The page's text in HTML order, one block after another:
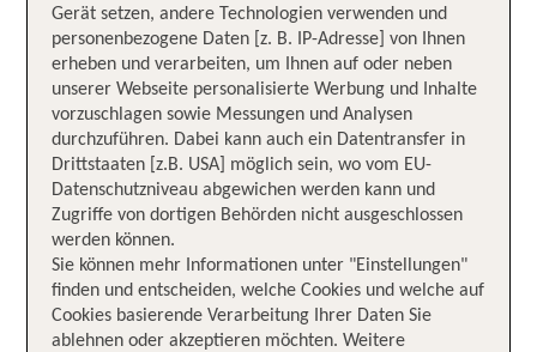
Gerät setzen, andere Technologien verwenden und
personenbezogene Daten [z. B. IP-Adresse] von Ihnen
erheben und verarbeiten, um Ihnen auf oder neben
unserer Webseite personalisierte Werbung und Inhalte
vorzuschlagen sowie Messungen und Analysen
durchzuführen. Dabei kann auch ein Datentransfer in
Drittstaaten [z.B. USA] möglich sein, wo vom EU-
Datenschutzniveau abgewichen werden kann und
Zugriffe von dortigen Behörden nicht ausgeschlossen
werden können.
Sie können mehr Informationen unter "Einstellungen"
finden und entscheiden, welche Cookies und welche auf
Cookies basierende Verarbeitung Ihrer Daten Sie
ablehnen oder akzeptieren möchten. Weitere